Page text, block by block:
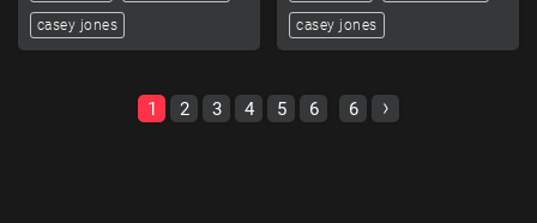
casey jones casey jones
1 2 3 4 5 6 6